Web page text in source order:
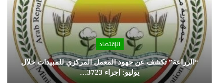
الإقتصاد
“الزراعة” تكشف عن جهود المعمل المركزي للمبيدات خلال
يوليو: إجراء 3723…